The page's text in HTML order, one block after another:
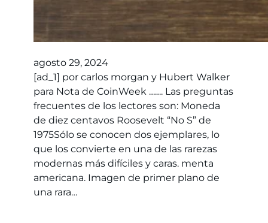
agosto 29, 2024
[ad_1] por carlos morgan y Hubert Walker
para Nota de CoinWeek ……. Las preguntas
frecuentes de los lectores son: Moneda
de diez centavos Roosevelt “No S” de
1975Sólo se conocen dos ejemplares, lo
que los convierte en una de las rarezas
modernas más difíciles y caras. menta
americana. Imagen de primer plano de
una rara…